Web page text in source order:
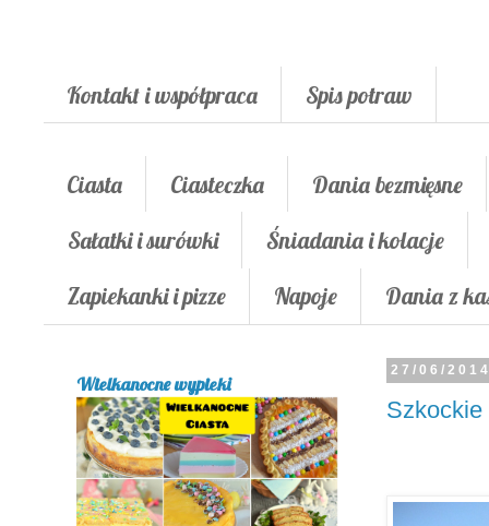
Kontakt i współpraca Spis potraw
Ciasta Ciasteczka
Dania bezmięsne
Sałatki i surówki
Śniadania i kolacje
Zapiekanki i pizze
Napoje Dania z
27/06/
Wielkanocne wypieki